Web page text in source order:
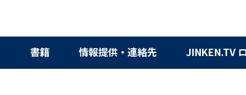
書籍 情報提供・連絡先 JINKEN.TV